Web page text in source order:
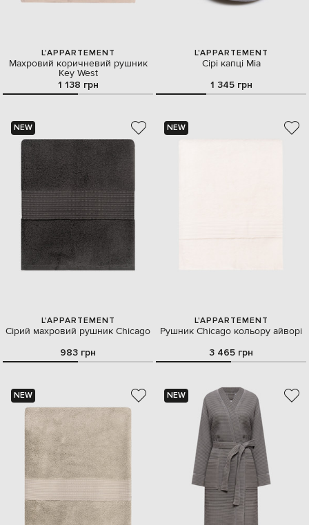
L'APPARTEMENT
Махровий коричневий рушник
Key West
1 138 грн
L'APPARTEMENT
Сірі капці Mia
1 345 грн
NEW
L'APPARTEMENT
Сірий махровий рушник Chicago
983 грн
NEW
L'APPARTEMENT
Рушник Chicago кольору айворі
3 465 грн
NEW NEW